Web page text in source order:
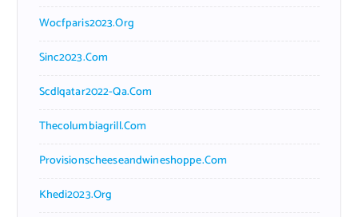
Wocfparis2023.org
Sinc2023.com
Scdlqatar2022-Qa.com
Thecolumbiagrill.com
Provisionscheeseandwineshoppe.com
Khedi2023.org